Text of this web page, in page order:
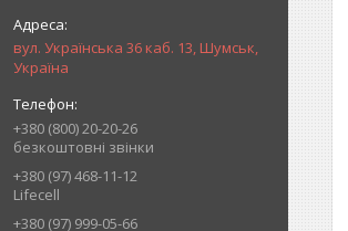
вул. Українська 36 каб. 13, Шумськ,
Україна
+380 (800) 20-20-26
безкоштовні звінки
+380 (97) 468-11-12
Lifecell
+380 (97) 999-05-66